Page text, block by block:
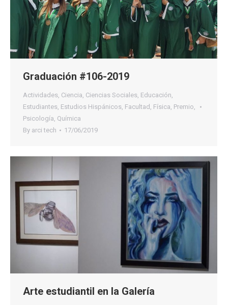
Graduación #106-2019
Actividades, Ciencia, Ciencias Sociales, Educación,
Estudiantes, Estudios Hispánicos, Facultad , Física, Premio,
Psicología, Química
By arci tech 17/06/2019
Arte estudiantil en la Galería